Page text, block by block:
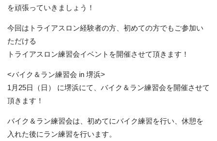
を頑張っていきましょう！
今回はトライアスロン経験者の方、初めての方でもご参加い
ただける
トライアスロン練習会イベントを開催させて頂きます！
<バイク＆ラン練習会 in 堺浜>
1月25日（日） に堺浜にて、バイク＆ラン練習会を開催させて
頂きます！
バイク＆ラン練習会は、初めてにバイク練習を行い、休憩を
入れた後にラン練習を行います。